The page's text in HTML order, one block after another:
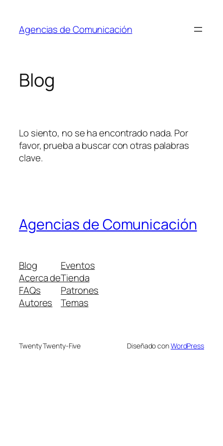
contenido
Agencias de Comunicación
Blog
Lo siento, no se ha encontrado nada. Por
favor, prueba a buscar con otras palabras
clave.
Agencias de Comunicación
Blog
Acerca de
FAQs
Autores
Eventos
Tienda
Patrones
Temas
Twenty Twenty-Five Diseñado conWordPress